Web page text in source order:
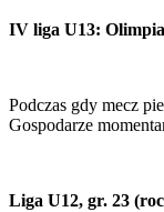
IV liga U13:
Podczas gdy mecz
Gospodarze
Liga U12, gr. 23